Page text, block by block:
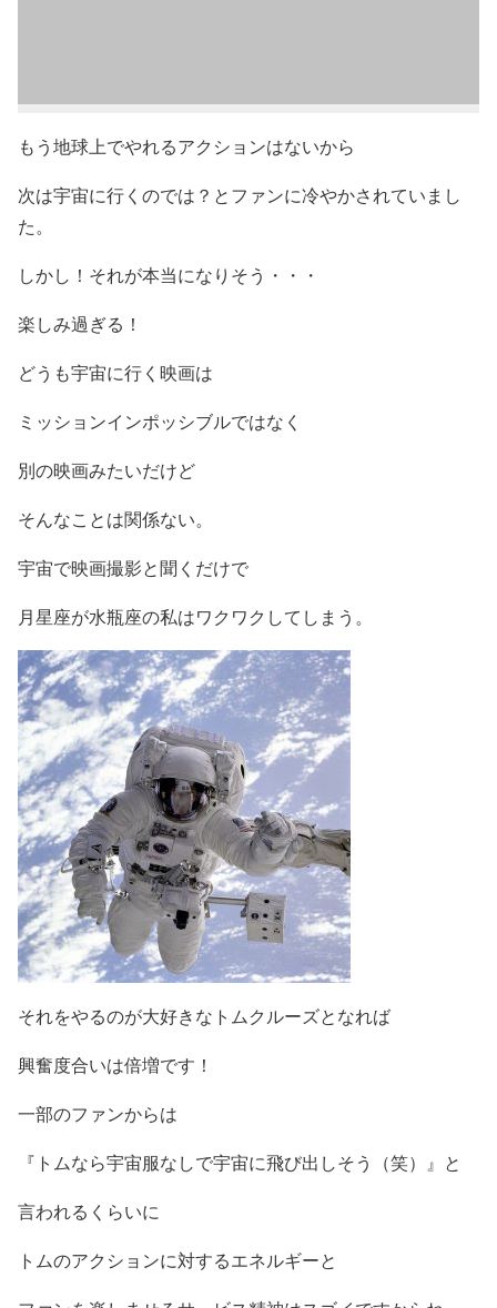
もう地球上でやれるアクションはないから
次は宇宙に行くのでは？とファンに冷やかされていまし
た。
しかし！それが本当になりそう・・・
楽しみ過ぎる！
どうも宇宙に行く映画は
ミッションインポッシブルではなく
別の映画みたいだけど
そんなことは関係ない。
宇宙で映画撮影と聞くだけで
月星座が水瓶座の私はワクワクしてしまう。
それをやるのが大好きなトムクルーズとなれば
興奮度合いは倍増です！
一部のファンからは
『トムなら宇宙服なしで宇宙に飛び出しそう（笑）』と
言われるくらいに
トムのアクションに対するエネルギーと